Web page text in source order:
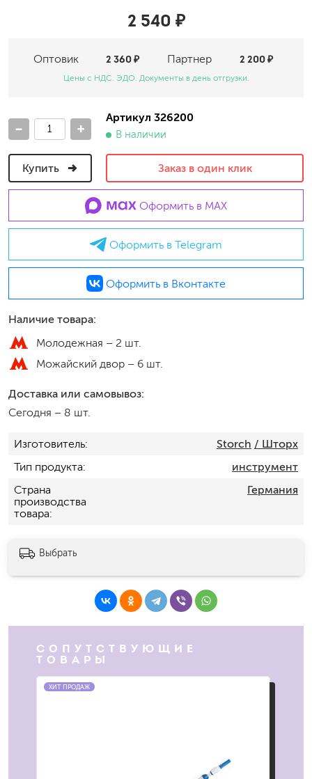
2 540 ₽
Оптовик Партнер
2 360 ₽ 2 200 ₽
Цены с НДС. ЭДО. Документы в день отгрузки.
- +
Артикул 326200
В наличии
Купить Заказ в один клик
Оформить в MAX
Оформить в Telegram
Оформить в Вконтакте
Наличие товара:
Молодежная – 2 шт.
Можайский двор – 6 шт.
Доставка или самовывоз:
Сегодня – 8 шт.
Изготовитель Storch / Шторх
Тип продукта
инструмент
Страна
производства
товара
Германия
Выбрать
СОПУТСТВУЮЩИЕ
ТОВАРЫ
ХИТ ПРОДАЖ